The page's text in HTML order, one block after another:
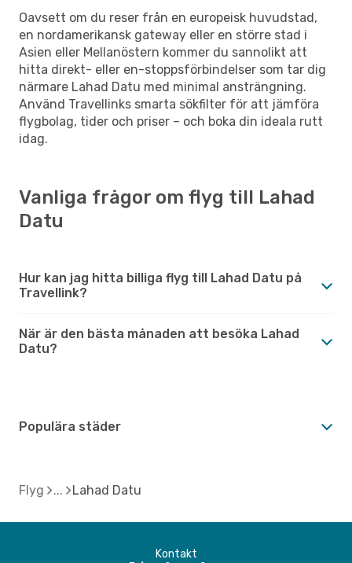
Oavsett om du reser från en europeisk huvudstad,
en nordamerikansk gateway eller en större stad i
Asien eller Mellanöstern kommer du sannolikt att
hitta direkt- eller en-stoppsförbindelser som tar dig
närmare Lahad Datu med minimal ansträngning.
Använd Travellinks smarta sökfilter för att jämföra
flygbolag, tider och priser – och boka din ideala rutt
idag.
Vanliga frågor om flyg till Lahad
Datu
Hur kan jag hitta billiga flyg till Lahad Datu på
Travellink?
När är den bästa månaden att besöka Lahad
Datu?
Populära städer
Flyg Lahad Datu
Kontakt